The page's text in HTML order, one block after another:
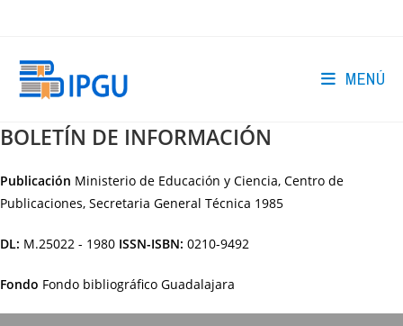
MENÚ
BOLETÍN DE INFORMACIÓN
Publicación Ministerio de Educación y Ciencia, Centro de
Publicaciones, Secretaria General Técnica 1985
DL: M.25022 - 1980 ISSN-ISBN: 0210-9492
Fondo Fondo bibliográfico Guadalajara